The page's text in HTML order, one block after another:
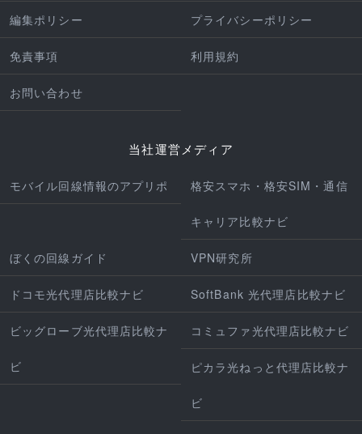
編集ポリシー プライバシーポリシー
免責事項 利用規約
お問い合わせ
当社運営メディア
モバイル回線情報のアプリポ 格安スマホ・格安SIM・通信
キャリア比較ナビ
ぼくの回線ガイド VPN研究所
ドコモ光代理店比較ナビ SoftBank 光代理店比較ナビ
ビッグローブ光代理店比較ナ
ビ
コミュファ光代理店比較ナビ
ピカラ光ねっと代理店比較ナ
ビ